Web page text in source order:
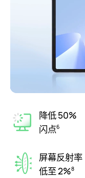
降低 50%
闪点6
屏幕反射率
低至 2%8